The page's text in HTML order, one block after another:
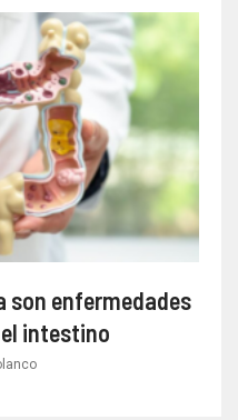
son enfermedades
intestino